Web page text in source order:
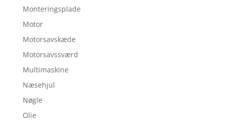
Monteringsplade
Motor
Motorsavskæde
Motorsavssværd
Multimaskine
Næsehjul
Nøgle
Olie